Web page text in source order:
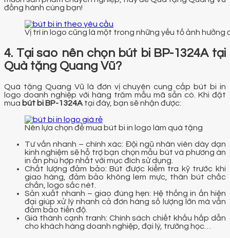
đồng hành cùng bạn!
Vị trí in logo cũng là một trong những yếu tố ảnh hưởng
4. Tại sao nên chọn bút bi BP-1324A tại
Quà tặng Quang Vũ?
Quà tặng Quang Vũ là đơn vị chuyên cung cấp bút bi in
logo doanh nghiệp với hàng trăm mẫu mã sẵn có. Khi đặt
mua bút bi BP-1324A tại đây, bạn sẽ nhận được:
Nên lựa chọn để mua bút bi in logo làm quà tặng
Tư vấn nhanh – chính xác: Đội ngũ nhân viên dày dạn
kinh nghiệm sẽ hỗ trợ bạn chọn mẫu bút và phương án
in ấn phù hợp nhất với mục đích sử dụng.
Chất lượng đảm bảo: Bút được kiểm tra kỹ trước khi
giao hàng, đảm bảo không lem mực, thân bút chắc
chắn, logo sắc nét.
Sản xuất nhanh – giao đúng hẹn: Hệ thống in ấn hiện
đại giúp xử lý nhanh cả đơn hàng số lượng lớn mà vẫn
đảm bảo tiến độ.
Giá thành cạnh tranh: Chính sách chiết khấu hấp dẫn
cho khách hàng doanh nghiệp, đại lý, trường học…